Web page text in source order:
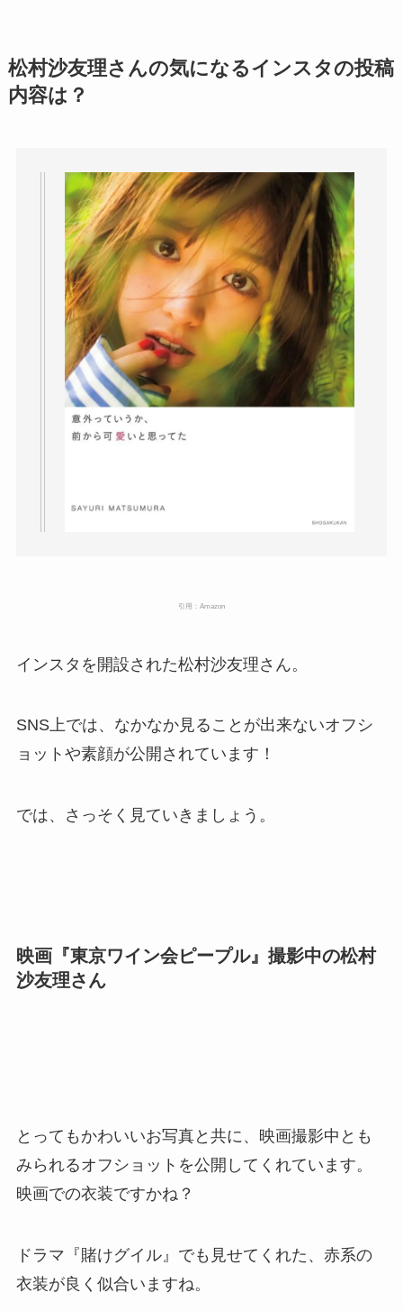
松村沙友理さんの気になるインスタの投稿
内容は？
引用：Amazon
インスタを開設された松村沙友理さん。
SNS上では、なかなか見ることが出来ないオフシ
ョットや素顔が公開されています！
では、さっそく見ていきましょう。
映画『東京ワイン会ピープル』撮影中の松村
沙友理さん
とってもかわいいお写真と共に、映画撮影中とも
みられるオフショットを公開してくれています。
映画での衣装ですかね？
ドラマ『賭けグイル』でも見せてくれた、赤系の
衣装が良く似合いますね。